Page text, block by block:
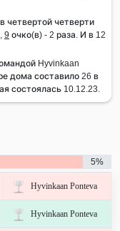
четвертой четверти
9 очко(в) - 2 раза. И в 12
Hyvinkaan
дома составило 26 в
состоялась 10.12.23.
5%
Hyvinkaan Ponteva
Hyvinkaan Ponteva